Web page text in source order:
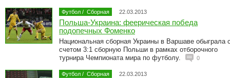
Футбол / Сборная 22.03.2013
Польша-Украина: феерическая победа
подопечных Фоменко
Национальная сборная Украины в Варшаве обыграла
счетом 3:1 сборную Польши в рамках отборочного
турнира Чемпионата мира по футболу.
0
Футбол / Сборная 22.03.2013